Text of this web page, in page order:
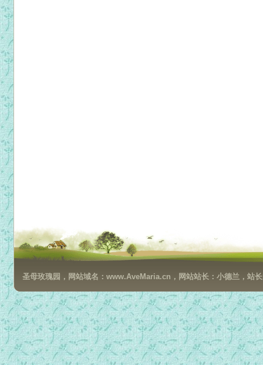
圣母玫瑰园，网站域名：www.AveMaria.cn，网站站长：小德兰，